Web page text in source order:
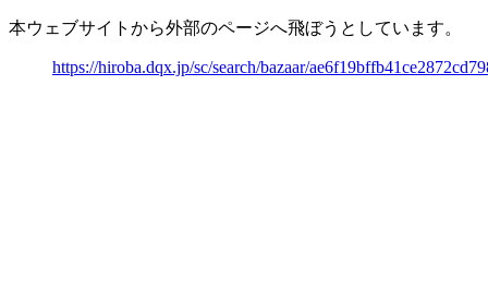
本ウェブサイトから外部のページへ飛ぼうとしています。
https://hiroba.dqx.jp/sc/search/bazaar/